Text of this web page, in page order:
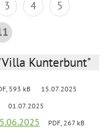
3 4
5
Kunterbunt"
593 kB 15.07.2025
01.07.2025
PDF, 267 kB